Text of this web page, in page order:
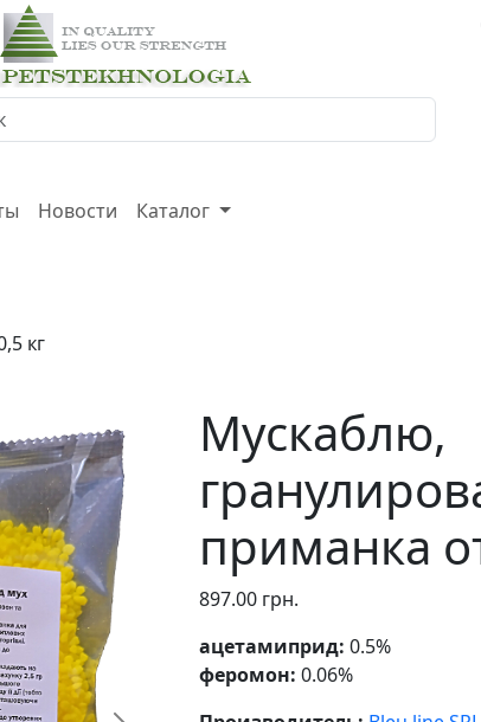
Новости Каталог
кг
Мускаблю,
приманка
897.00 грн.
ацетамиприд: 0.5%
феромон: 0.06%